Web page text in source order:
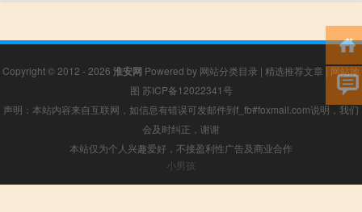
Copyright © 2012 - 2026 淮安网 Powered by 网站分类目录 | 精选推荐文章 |网站地
图 苏ICP备12022341号
声明：本站内容来自互联网，如信息有错误可发邮件到f_fb#foxmail.com说明，我们
会及时纠正，谢谢
本站仅为个人兴趣爱好，不接盈利性广告及商业合作
小男孩